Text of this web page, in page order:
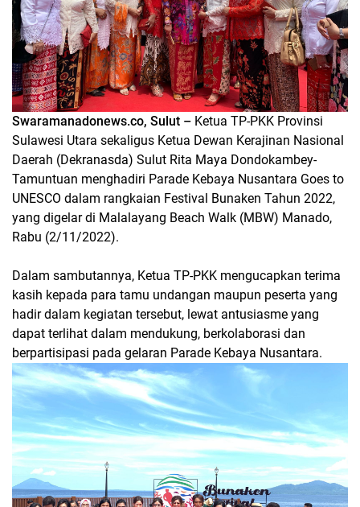
Swaramanadonews.co, Sulut – Ketua TP-PKK Provinsi
Sulawesi Utara sekaligus Ketua Dewan Kerajinan Nasional
Daerah (Dekranasda) Sulut Rita Maya Dondokambey-
Tamuntuan menghadiri Parade Kebaya Nusantara Goes to
UNESCO dalam rangkaian Festival Bunaken Tahun 2022,
yang digelar di Malalayang Beach Walk (MBW) Manado,
Rabu (2/11/2022).
Dalam sambutannya, Ketua TP-PKK mengucapkan terima
kasih kepada para tamu undangan maupun peserta yang
hadir dalam kegiatan tersebut, lewat antusiasme yang
dapat terlihat dalam mendukung, berkolaborasi dan
berpartisipasi pada gelaran Parade Kebaya Nusantara.